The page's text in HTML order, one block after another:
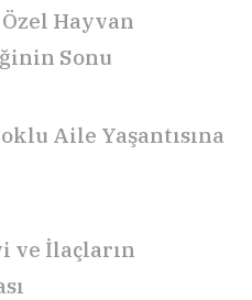
Hayvan
Sonu
Aile Yaşantısına
ve İlaçların